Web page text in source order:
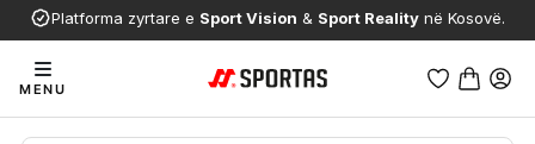
Platforma zyrtare e Sport Vision & Sport Reality në Kosovë.
MENU